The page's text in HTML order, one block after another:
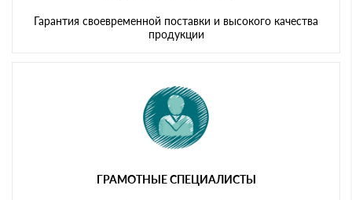
Гарантия своевременной поставки и высокого качества
продукции
ГРАМОТНЫЕ СПЕЦИАЛИСТЫ